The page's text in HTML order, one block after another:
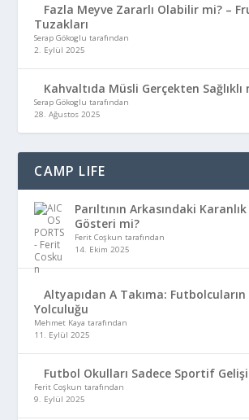
Fazla Meyve Zararlı Olabilir mi? –
Tuzakları
Serap Gökoglu tarafından
2. Eylül 2025
Kahvaltıda Müsli Gerçekten Sağlıklı
Serap Gökoglu tarafından
28. Ağustos 2025
CAMP LIFE
Parıltının Arkasındaki
Gösteri mi?
Ferit Coşkun tarafından
14. Ekim 2025
Altyapıdan A Takıma:
Yolculuğu
Mehmet Kaya tarafından
11. Eylül 2025
Futbol Okulları Sadece Sportif
Ferit Coşkun tarafından
9. Eylül 2025